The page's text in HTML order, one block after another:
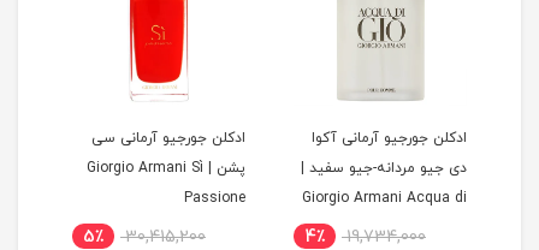
ادکلن جورجیو آرمانی آکوا
دی جیو مردانه-جیو سفید |
Giorgio Armani Acqua di
19,734,000 4٪
ادکلن جورجیو آرمانی سی
پشن | Giorgio Armani Sì
Passione
30,415,200 5٪